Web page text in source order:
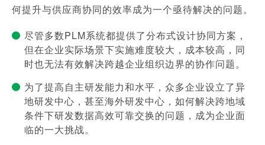
何提升与供应商协同的效率成为一个亟待解决的问题。
尽管多数PLM系统都提供了分布式设计协同方案，
但在企业实际场景下实施难度较大，成本较高，同
时也无法有效解决跨越企业组织边界的协作问题。
为了提高自主研发能力和水平，众多企业设立了异
地研发中心，甚至海外研发中心，如何解决跨地域
条件下研发数据高效可靠交换的问题，成为企业面
临的一大挑战。